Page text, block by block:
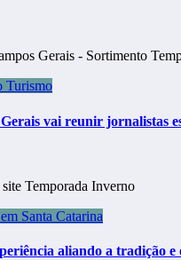
Turismo
vai reunir jornalistas
Santa Catarina
aliando a tradição e